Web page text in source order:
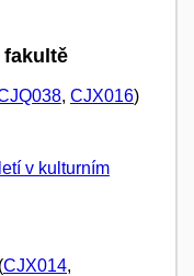
fakultě
, CJX016)
v kulturním
CJX014,